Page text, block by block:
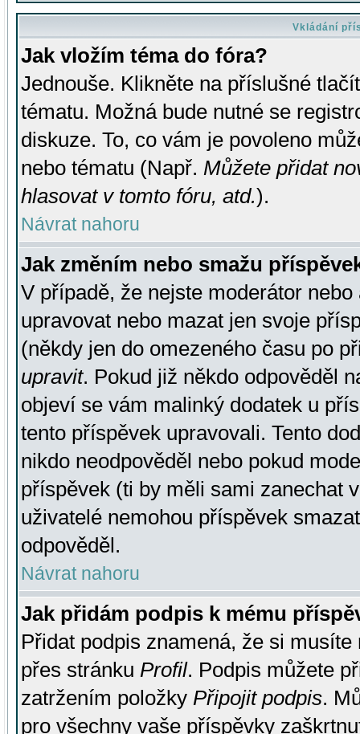
Vkládání
Jak vložím téma do fóra?
Jednouše. Klikněte na příslušné
tématu. Možná bude nutné se
diskuze. To, co vám je povoleno
nebo tématu (Např. Můžete přidat
hlasovat v tomto fóru, atd.).
Návrat nahoru
Jak změním nebo smažu
V případě, že nejste moderátor
upravovat nebo mazat jen svoje
(někdy jen do omezeného času po
upravit. Pokud již někdo odpověděl
objeví se vám malinký dodatek u
tento příspěvek upravovali. Tento
nikdo neodpověděl nebo pokud
příspěvek (ti by měli sami zanechat
uživatelé nemohou příspěvek
odpověděl.
Návrat nahoru
Jak přidám podpis k mému
Přidat podpis znamená, že si
přes stránku Profil. Podpis můžete
zatržením položky Připojit podpis.
pro všechny vaše příspěvky